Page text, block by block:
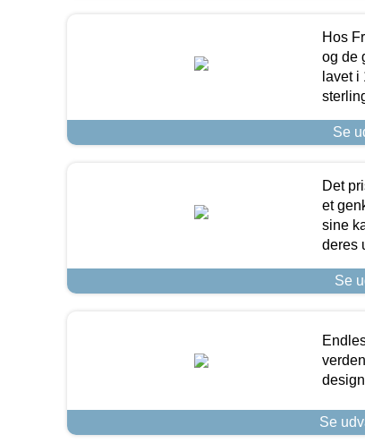
Hos
og de
lavet
Se
Det
et
sine
deres
Se
Se